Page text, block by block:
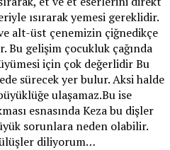
ısırarak yemesi gereklidir.
alt-üst çenemizin çiğnedikçe
Bu gelişim çocukluk çağında
için çok değerlidir Bu
sürecek yer bulur. Aksi halde
ulaşamaz.Bu ise
esnasında Keza bu dişler
sorunlara neden olabilir.
diliyorum…